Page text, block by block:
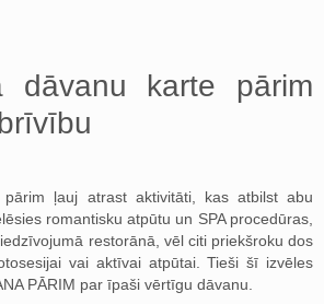
dāvanu karte pārim
ļauj atrast aktivitāti, kas atbilst abu
romantisku atpūtu un SPA procedūras,
restorānā, vēl citi priekšroku dos
vai aktīvai atpūtai. Tieši šī izvēles
PĀRIM par īpaši vērtīgu dāvanu.